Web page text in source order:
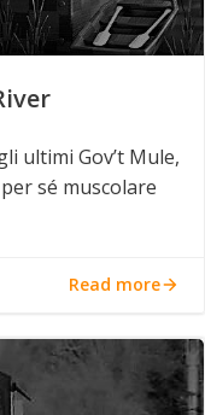
ultimi Gov’t Mule,
sé muscolare
Read more